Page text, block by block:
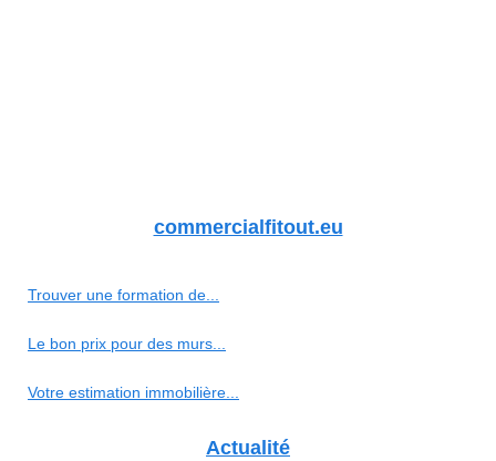
commercialfitout.eu
Trouver une formation de...
Le bon prix pour des murs...
Votre estimation immobilière...
Actualité